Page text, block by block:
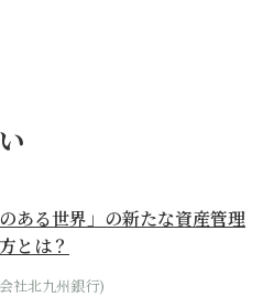
のある世界」の新たな資産管理
とは？
社北九州銀行)